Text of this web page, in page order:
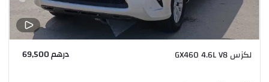
لكزس GX460 4.6L V8 درهم 69,500